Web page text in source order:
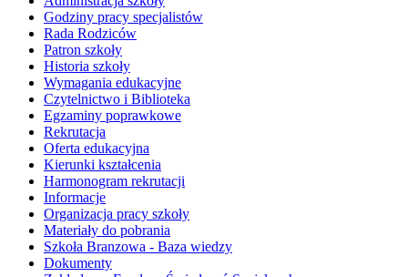
Godziny pracy specjalistów
Rada Rodziców
Patron szkoły
Historia szkoły
Wymagania edukacyjne
Czytelnictwo i Biblioteka
Egzaminy poprawkowe
Rekrutacja
Oferta edukacyjna
Kierunki kształcenia
Harmonogram rekrutacji
Informacje
Organizacja pracy szkoły
Materiały do pobrania
Szkoła Branzowa - Baza wiedzy
Dokumenty